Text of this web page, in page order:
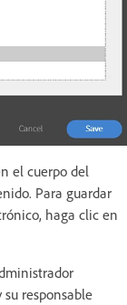
el cuerpo del
Para guardar
haga clic en
responsable